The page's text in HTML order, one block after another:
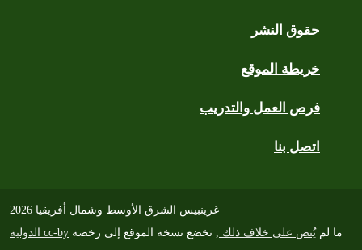
حقوق النشر
خريطة الموقع
فرص العمل والتدريب
اتصل بنا
غرينبيس الشرق الأوسط وشمال أفريقيا 2026
ما لميُنص على خلاف ذلك , تخضع نسخة الموقع إلى رخصة cc-by الدولية